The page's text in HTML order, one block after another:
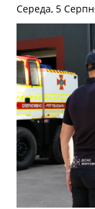
Середа, 5